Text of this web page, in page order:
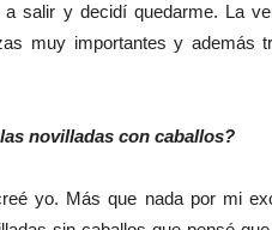
salir y decidí quedarme. La
muy importantes y
novilladas con caballos?
yo. Más que nada por mi